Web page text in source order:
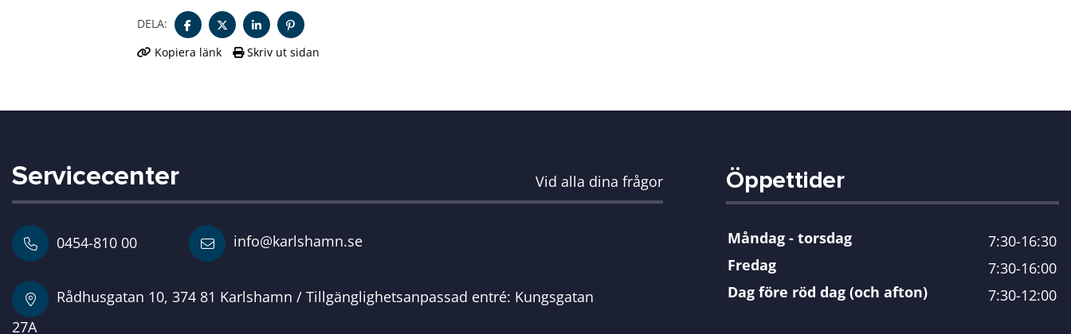
DELA:
Kopiera länk
Skriv ut sidan
Servicecenter Vid alla dina frågor
0454-810 00 info@karlshamn.se
Rådhusgatan 10, 374 81 Karlshamn / Tillgänglighetsanpassad entré: Kungsgatan
27A
Öppettider
Måndag - torsdag
7:30-16:30
Fredag
7:30-16:00
Dag före röd dag (och afton)
7:30-12:00